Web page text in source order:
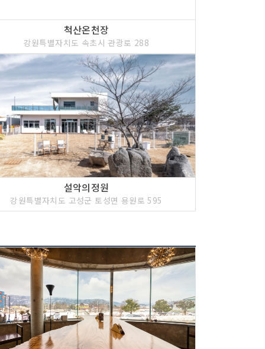
척산온천장
강원특별자치도 속초시 관광로 288
설악의정원
강원특별자치도 고성군 토성면 용원로 595